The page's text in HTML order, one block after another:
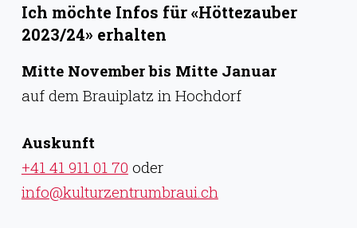
Ich möchte Infos für «Höttezauber
2023/24» erhalten
Mitte November bis Mitte Januar
auf dem Brauiplatz in Hochdorf
Auskunft
+41 41 911 01 70 oder
info@kulturzentrumbraui.ch